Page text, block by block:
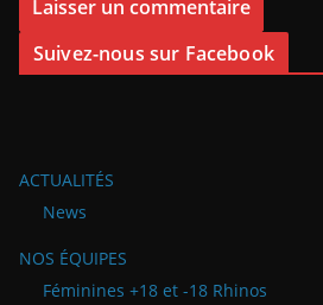
Suivez-nous sur Facebook
ACTUALITÉS
News
NOS ÉQUIPES
Féminines +18 et -18 Rhinos